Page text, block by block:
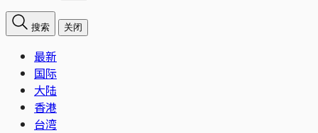
搜索 关闭
最新
国际
大陆
香港
台湾